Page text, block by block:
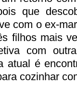
que
com o ex-
filhos mais
com
atual é
cozinhar